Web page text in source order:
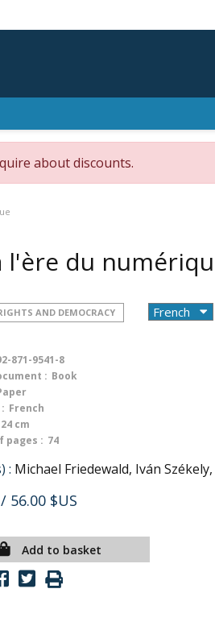
about discounts.
l'ère du
AND DEMOCRACY
871-9541-8
: Book
French
cm
pages : 74
: Michael Friedewald, Iván
/ 56.00 $US
Add to basket